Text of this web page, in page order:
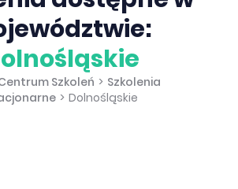
Szkoleń > Szkolenia
> Dolnośląskie